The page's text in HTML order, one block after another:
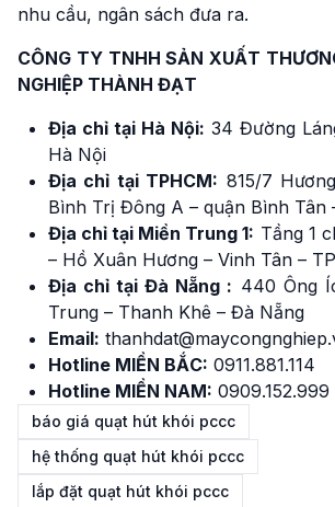
nhu cầu, ngân sách đưa ra.
CÔNG TY TNHH SẢN XUẤT
NGHIỆP THÀNH ĐẠT
Địa chỉ tại Hà Nội: 34 Đường
Hà Nội
Địa chỉ tại TPHCM: 815/7
Bình Trị Đông A – quận Bình Tân
Địa chỉ tại Miền Trung 1: Tầng 1
– Hồ Xuân Hương – Vinh Tân –
Địa chỉ tại Đà Nẵng : 440 Ông
Trung – Thanh Khê – Đà Nẵng
Email:
Hotline MIỀN BẮC: 0911.881.114
Hotline MIỀN NAM: 0909.152.999
báo giá quạt hút khói pccc
hệ thống quạt hút khói pccc
lắp đặt quạt hút khói pccc